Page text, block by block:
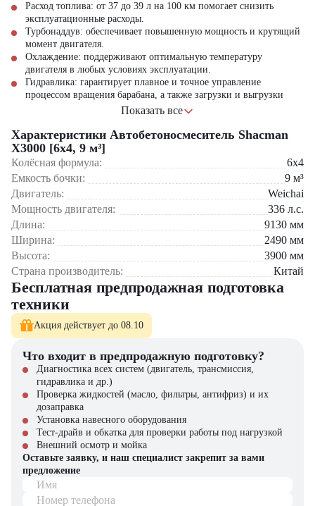
Расход топлива: от 37 до 39 л на 100 км помогает снизить
эксплуатационные расходы.
Турбонаддув: обеспечивает повышенную мощность и крутящий
момент двигателя.
Охлаждение: поддерживают оптимальную температуру
двигателя в любых условиях эксплуатации.
Гидравлика: гарантирует плавное и точное управление
процессом вращения барабана, а также загрузки и выгрузки
Shacman X3000— это не просто бетономешалка, это надёжный
партнер для вашего бизнеса, сочетающий в себе проверенную
конструкцию, экономичный двигатель и оптимальный объём
Shacman X3000 [6x4, 9 м3]— это отличный выбор. Купить этот
миксер для бетона — значит получить надёжного помощника для
вашего строительства. Узнайте подробности и условия
приобретения у наших экспертов. Производитель Shacman известен
своей надёжной и долговечной техникой.
Показать все
Характеристики Автобетоносмеситель Shacman
X3000 [6x4, 9 м³]
Колёсная формула:
6x4
Емкость бочки:
9 м³
Двигатель:
Weichai
Мощность двигателя:
336 л.с.
Длина:
9130 мм
Ширина:
2490 мм
Высота:
3900 мм
Страна производитель:
Китай
Бесплатная предпродажная подготовка
техники
Акция действует до 08.10
Что входит в предпродажную подготовку?
Диагностика всех систем (двигатель, трансмиссия,
гидравлика и др.)
Проверка жидкостей (масло, фильтры, антифриз) и их
дозаправка
Установка навесного оборудования
Тест-драйв и обкатка для проверки работы под нагрузкой
Внешний осмотр и мойка
Оставьте заявку, и наш специалист закрепит за вами
предложение
Имя
Номер телефона